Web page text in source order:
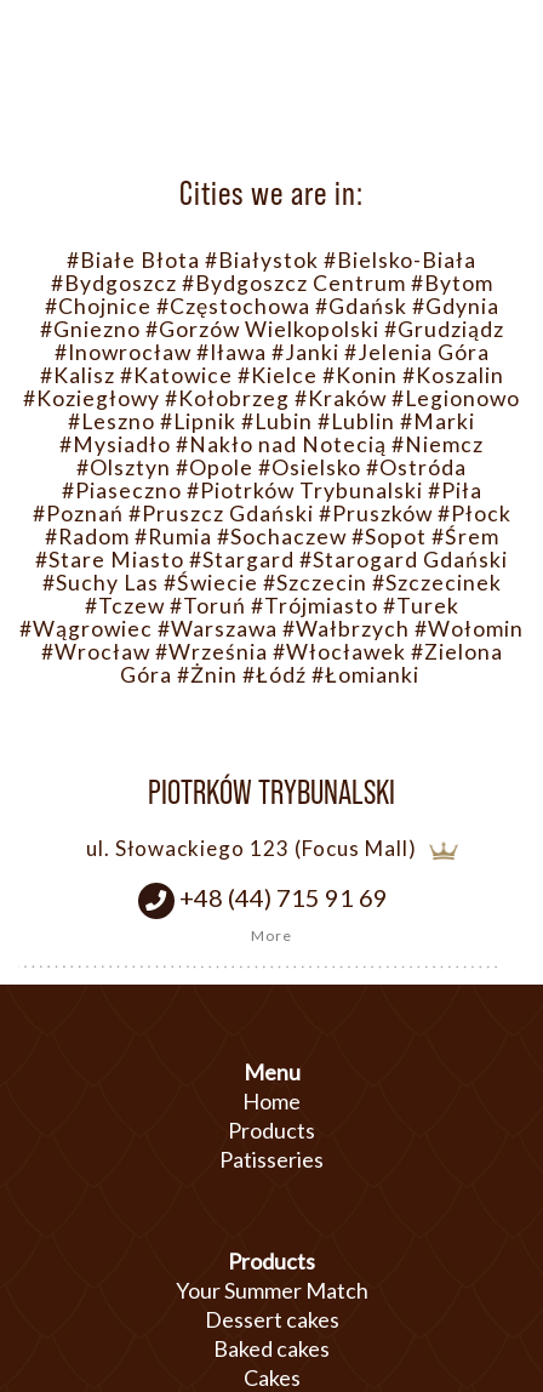
Cities we are in:
#Białe Błota #Białystok #Bielsko-Biała
#Bydgoszcz #Bydgoszcz Centrum #Bytom
#Chojnice #Częstochowa #Gdańsk #Gdynia
#Gniezno #Gorzów Wielkopolski #Grudziądz
#Inowrocław #Iława #Janki #Jelenia Góra
#Kalisz #Katowice #Kielce #Konin #Koszalin
#Koziegłowy #Kołobrzeg #Kraków#Legionowo
#Leszno #Lipnik #Lubin #Lublin #Marki
#Mysiadło #Nakło nad Notecią #Niemcz
#Olsztyn #Opole #Osielsko #Ostróda
#Piaseczno #Piotrków Trybunalski #Piła
#Poznań #Pruszcz Gdański #Pruszków #Płock
#Radom #Rumia #Sochaczew #Sopot #Śrem
#Stare Miasto #Stargard #Starogard Gdański
#Suchy Las #Świecie #Szczecin #Szczecinek
#Tczew #Toruń #Trójmiasto #Turek
#Wągrowiec #Warszawa #Wałbrzych #Wołomin
#Wrocław #Września #Włocławek #Zielona
Góra #Żnin #Łódź #Łomianki
PIOTRKÓW TRYBUNALSKI
ul. Słowackiego 123 (Focus Mall)
+48 (44) 715 91 69
More
Menu
Home
Products
Patisseries
Products
Your Summer Match
Dessert cakes
Baked cakes
Cakes